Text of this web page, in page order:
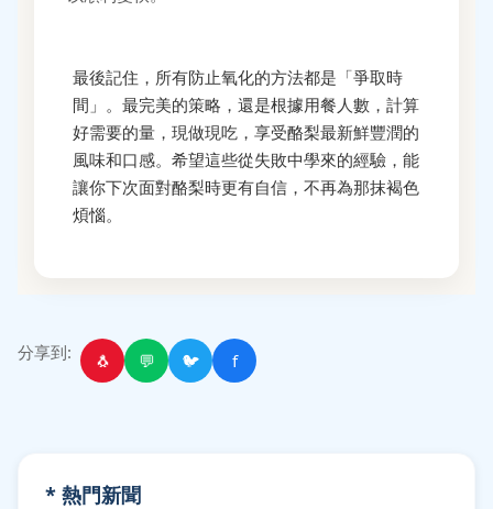
最後記住，所有防止氧化的方法都是「爭取時
間」。最完美的策略，還是根據用餐人數，計算
好需要的量，現做現吃，享受酪梨最新鮮豐潤的
風味和口感。希望這些從失敗中學來的經驗，能
讓你下次面對酪梨時更有自信，不再為那抹褐色
煩惱。
分享到: 🐧 💬 🐦 f
* 熱門新聞